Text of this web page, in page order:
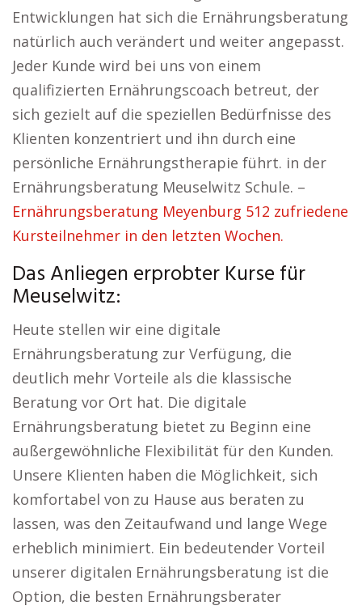
Entwicklungen hat sich die Ernährungsberatung
natürlich auch verändert und weiter angepasst.
Jeder Kunde wird bei uns von einem
qualifizierten Ernährungscoach betreut, der
sich gezielt auf die speziellen Bedürfnisse des
Klienten konzentriert und ihn durch eine
persönliche Ernährungstherapie führt. in der
Ernährungsberatung Meuselwitz Schule. –
Ernährungsberatung Meyenburg 512 zufriedene
Kursteilnehmer in den letzten Wochen.
Das Anliegen erprobter Kurse für
Meuselwitz:
Heute stellen wir eine digitale
Ernährungsberatung zur Verfügung, die
deutlich mehr Vorteile als die klassische
Beratung vor Ort hat. Die digitale
Ernährungsberatung bietet zu Beginn eine
außergewöhnliche Flexibilität für den Kunden.
Unsere Klienten haben die Möglichkeit, sich
komfortabel von zu Hause aus beraten zu
lassen, was den Zeitaufwand und lange Wege
erheblich minimiert. Ein bedeutender Vorteil
unserer digitalen Ernährungsberatung ist die
Option, die besten Ernährungsberater